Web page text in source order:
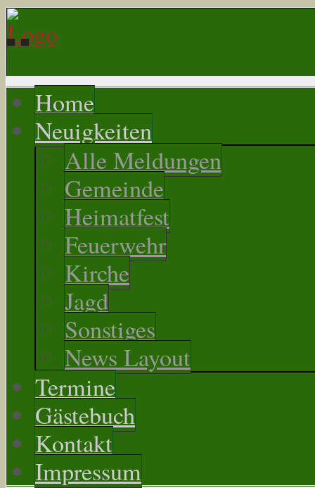
Home
Neuigkeiten
Alle Meldungen
Gemeinde
Heimatfest
Feuerwehr
Kirche
Jagd
Sonstiges
News Layout
Termine
Gästebuch
Kontakt
Impressum